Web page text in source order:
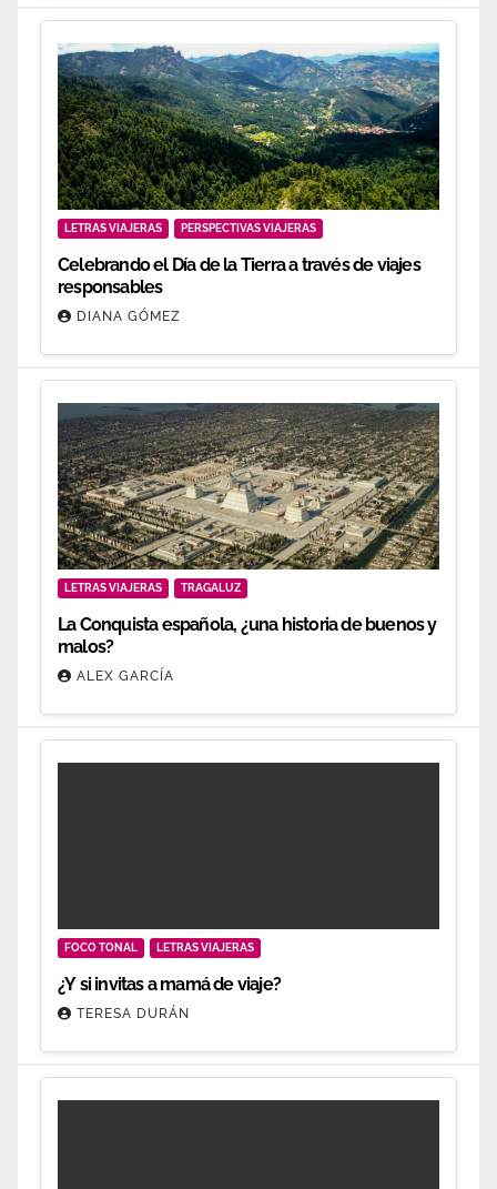
LETRAS VIAJERAS PERSPECTIVAS VIAJERAS
Celebrando el Día de la Tierra a través de viajes
responsables
DIANA GÓMEZ
LETRAS VIAJERAS TRAGALUZ
La Conquista española, ¿una historia de buenos y
malos?
ALEX GARCÍA
FOCO TONAL LETRAS VIAJERAS
¿Y si invitas a mamá de viaje?
TERESA DURÁN